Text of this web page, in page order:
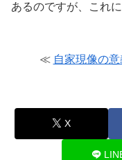
あるのですが、これ
≪ 自家現像の意
X